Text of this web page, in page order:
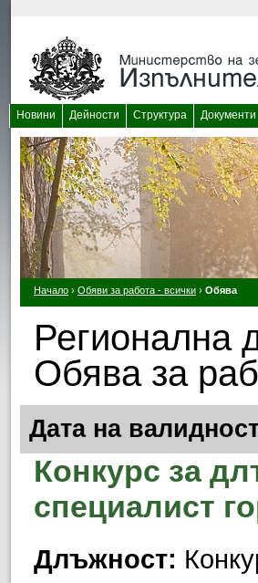
Новини Дейности Структура Документи
Начало › Обяви за работа - всички › Обява
Регионална
Обява за
Дата на
Конкурс за
специалист
Длъжност: